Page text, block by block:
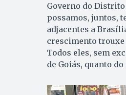
Governo do Distrito
possamos, juntos,
adjacentes a
crescimento
Todos eles, sem
de Goiás, quanto